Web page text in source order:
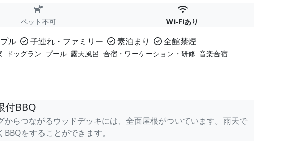
ペット不可 Wi-Fiあり
ル 子連れ・ファミリー 素泊まり
全館禁煙
ドッグラン プール 露天風呂 合宿・ワーケーション・研修 音楽合宿
付BBQ
からつながるウッドデッキには、全面屋根がついています。雨天で
BBQをすることができます。